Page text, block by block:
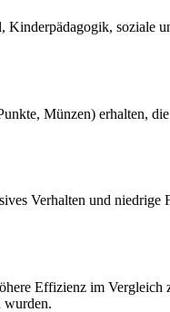
soziale
Münzen) erhalten,
Verhalten und
Effizienz im
wurden.